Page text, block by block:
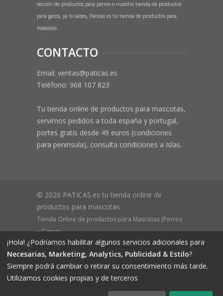
sección de productos para perros o nuestra tienda de productos
para gatos, ya lo sabes, Paticas es tu tienda de productos para
mascotas.
CONTACTO
Email: ventas@paticas.es
Teléfono: 968 107 823
Tu tienda online de productos para mascotas,
servimos pedidos a toda españa y portugal,
portes gratis desde 49 euros (condiciones
para peninsula), consulta condiciones a Islas.
© 2026 PATICAS.es tu tienda online de
productos para mascotas
Tienda Online de productos para Mascotas (Perros
y Gatos)
CIF B73648305 Domicilio: Av Monteazahar, 4 1º Izq,
30570, Beniaján (MURCIA) - ESPAÑA Inscrita en el
Registro Mercantil de Murcia Hoja MU-72366, Tomo
2719, Folio 76.
¡Hola! ¿Podríamos habilitar algunos servicios adicionales para
Necesarias, Marketing, Analytics, Publicidad & Estilo?
Siempre podrá cambiar o retirar su consentimiento más tarde.
Utilizamos cookies propias y de terceros